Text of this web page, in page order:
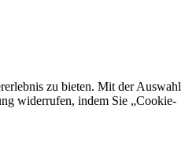
zu bieten. Mit der Auswahl
widerrufen, indem Sie „Cookie-